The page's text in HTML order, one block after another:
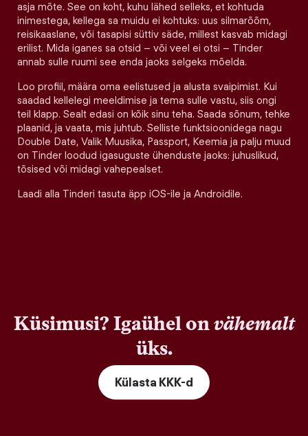
asja mõte. See on koht, kuhu lähed selleks, et kohtuda
inimestega, kellega sa muidu ei kohtuks: uus silmarõõm,
reisikaaslane, või tasapisi süttiv säde, millest kasvab midagi
erilist. Mida iganes sa otsid – või veel ei otsi – Tinder
annab sulle ruumi see enda jaoks selgeks mõelda.
Loo profiil, määra oma eelistused ja alusta svaipimist. Kui
saadad kellelegi meeldimise ja tema sulle vastu, siis ongi
teil klapp. Sealt edasi on kõik sinu teha. Saada sõnum, tehke
plaanid, ja vaata, mis juhtub. Selliste funktsioonidega nagu
Double Date, Valik Muusika, Passport, Keemia ja palju muud
on Tinder loodud igasuguste ühenduste jaoks: juhuslikud,
tõsised või midagi vahepealset.
Laadi alla Tinderi tasuta äpp iOS-ile ja Androidile.
Küsimusi? Igaühel onvähemalt
üks.
Külasta KKK-d